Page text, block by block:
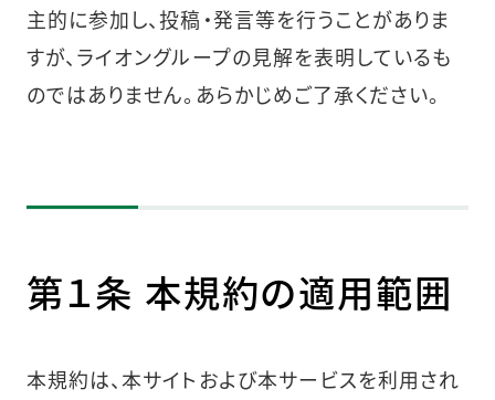
主的に参加し、投稿・発言等を行うことがありま
すが、ライオングループの見解を表明しているも
のではありません。あらかじめご了承ください。
第１条 本規約の適用範囲
本規約は、本サイトおよび本サービスを利用され